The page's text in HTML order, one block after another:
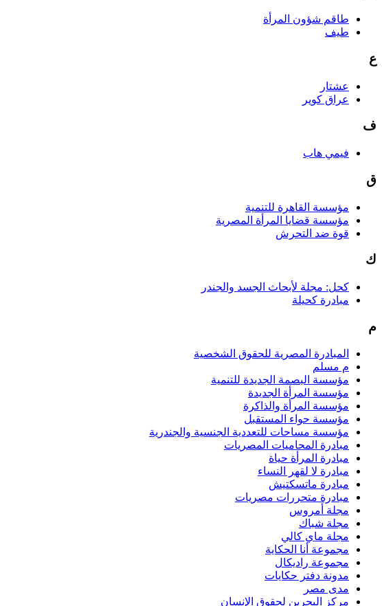
طاقم شؤون المرأة
طيف
ع
عشتار
عراق كوير
ف
فيمي هاب
ق
مؤسسة القاهرة للتنمية
مؤسسة قضايا المرأة المصرية
قوة ضد التحرش
ك
كحل: مجلة لأبحاث الجسد والجندر
مبادرة كحيلة
م
المبادرة المصرية للحقوق الشخصية
م مسلم
مؤسسة البصمة الجديدة للتنمية
مؤسسة المرأة الجديدة
مؤسسة المرأة والذاكرة
مؤسسة حواء المستقبل
مؤسسة مساحات للتعددية الجنسية والجندرية
مبادرة المحاميات المصريات
مبادرة المرأة حياة
مبادرة لا لقهر النساء
مبادرة ماتسكتيش
مبادرة متحررات مصريات
مجلة أمروس
مجلة شباك
مجلة ماي كالي
مجموعة أنا الحكاية
مجموعة راديكال
مدونة دفتر حكايات
مدى مصر
مركز البحرين لحقوق الإنسان